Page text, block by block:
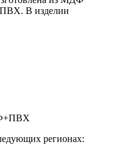
В изделии
регионах: